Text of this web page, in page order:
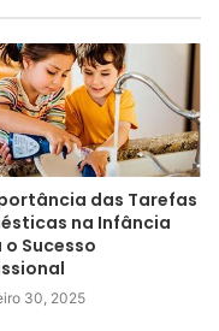
das Tarefas
na Infância
Sucesso
30, 2025